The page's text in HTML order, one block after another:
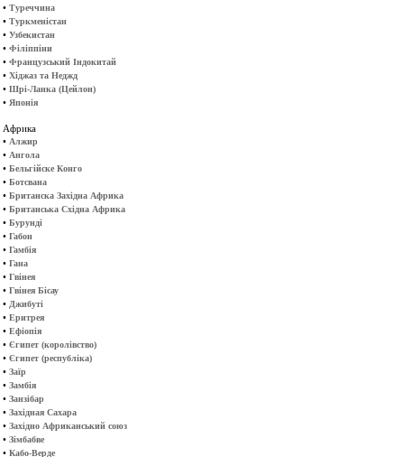
• Туреччина
• Туркменістан
• Узбекистан
• Філіппіни
• Французський Індокитай
• Хіджаз та Неджд
• Шрі-Ланка (Цейлон)
• Японія
Африка
• Алжир
• Ангола
• Бельгійске Конго
• Ботсвана
• Британска Західна Африка
• Британська Східна Африка
• Бурунді
• Габон
• Гамбія
• Гана
• Гвінея
• Гвінея Бісау
• Джибуті
• Еритрея
• Ефіопія
• Єгипет (королівство)
• Єгипет (республіка)
• Заїр
• Замбія
• Занзібар
• Західная Сахара
• Західно Африканський союз
• Зімбабве
• Кабо-Верде